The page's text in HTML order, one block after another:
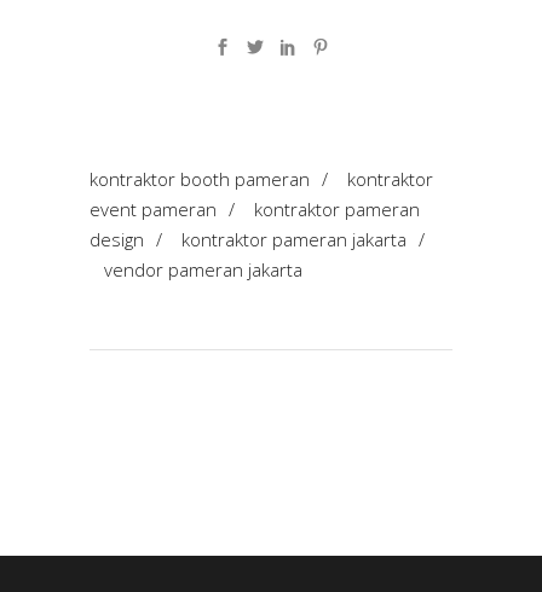
kontraktor booth pameran /
kontraktor
event pameran /
kontraktor pameran
design / kontraktor pameran jakarta /
vendor pameran jakarta